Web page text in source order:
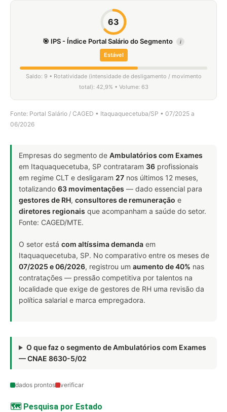
63
🎯 IPS - Índice Portal Salário do Segmento i
Estável
Saldo: 9 • Rotatividade (intensidade de desligamento / movimento
total): 42,9% • Volume: 63
Fonte: Portal Salário / CAGED • Itaquaquecetuba/SP • 07/2025 a
06/2026
Empresas do segmento de Ambulatórios com Exames
em Itaquaquecetuba, SP contrataram 36 profissionais
em regime CLT e desligaram 27 nos últimos 12 meses,
totalizando 63 movimentações — dado essencial para
gestores de RH, consultores de remuneração e
diretores regionais que acompanham a saúde do setor.
Fonte: CAGED/MTE.
O setor está com altíssima demanda em
Itaquaquecetuba, SP. No comparativo entre os meses de
07/2025 e 06/2026, registrou um aumento de 40% nas
contratações — pressão competitiva por talentos na
localidade que exige de gestores de RH uma revisão da
política salarial e marca empregadora.
O que faz o segmento de Ambulatórios com Exames
— CNAE 8630-5/02
dados prontos verificar
🗺️ Pesquisa por Estado